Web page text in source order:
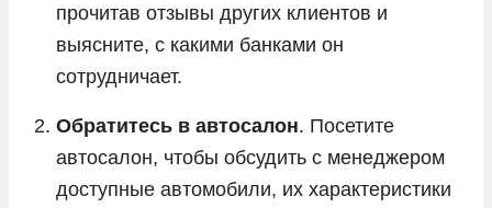
прочитав отзывы других клиентов и
выясните, с какими банками он
сотрудничает.
Обратитесь в автосалон. Посетите
автосалон, чтобы обсудить с менеджером
доступные автомобили, их характеристики